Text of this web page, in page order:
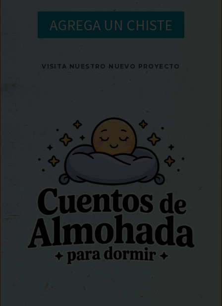
AGREGA UN CHISTE
VISITA NUESTRO NUEVO PROYECTO